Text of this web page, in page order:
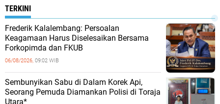
TERKINI
Frederik Kalalembang: Persoalan
Keagamaan Harus Diselesaikan Bersama
Forkopimda dan FKUB
06/08/2026, 09:02 WIB
Sembunyikan Sabu di Dalam Korek Api,
Seorang Pemuda Diamankan Polisi di Toraja
Utara*